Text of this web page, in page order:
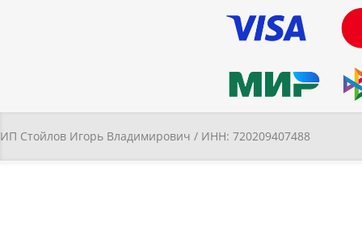
ИП Стойлов Игорь Владимирович / ИНН: 720209407488